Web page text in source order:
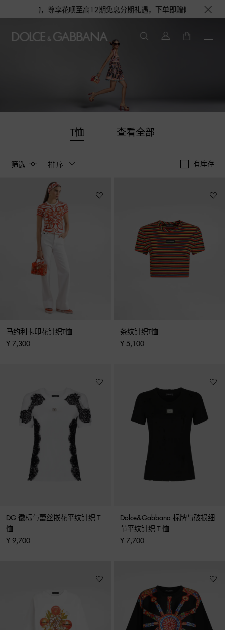
，尊享花呗至高12期免息分期礼遇，下单即赠倾心之约女士香水随
T恤 查看全部
筛选 排序 有库存
马约利卡印花针织T恤
¥ 7,300
条纹针织T恤
¥ 5,100
DG 徽标与蕾丝嵌花平纹针织 T
恤
¥ 9,700
Dolce&Gabbana 标牌与破损细
节平纹针织 T 恤
¥ 7,700